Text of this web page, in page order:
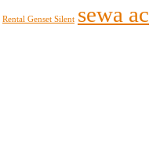
Rental Genset Silent sewa ac